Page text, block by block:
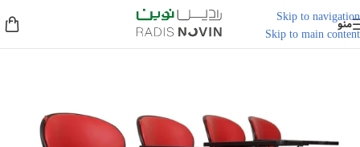
Skip to navigation
Skip to main content
منو